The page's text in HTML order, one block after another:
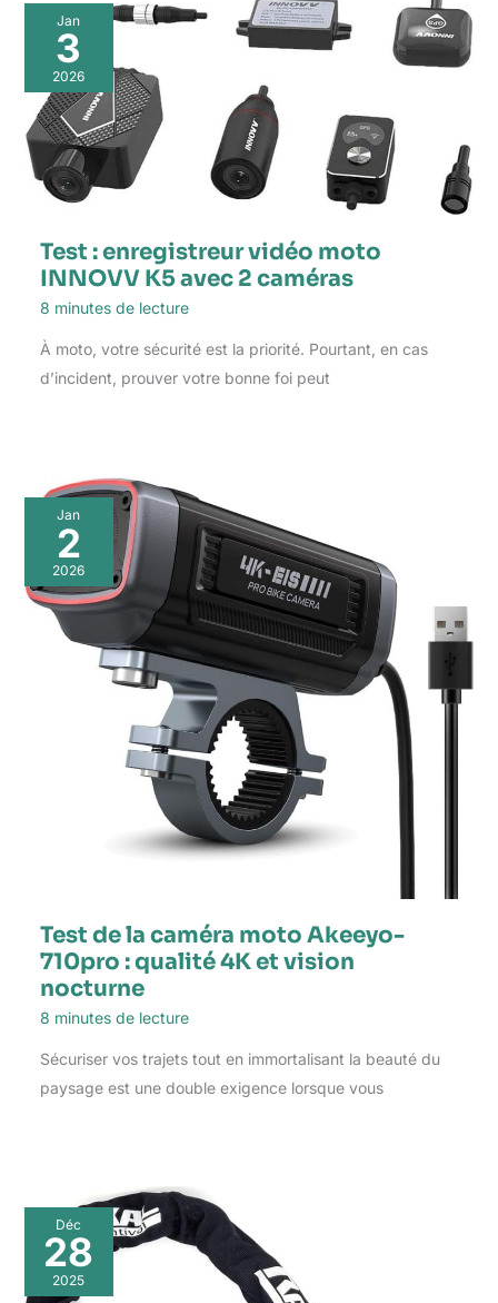
Jan
3
2026
Test : enregistreur vidéo moto
INNOVV K5 avec 2 caméras
8 minutes de lecture
À moto, votre sécurité est la priorité. Pourtant, en cas
d’incident, prouver votre bonne foi peut
Jan
2
2026
Test de la caméra moto Akeeyo-
710pro : qualité 4K et vision
nocturne
8 minutes de lecture
Sécuriser vos trajets tout en immortalisant la beauté du
paysage est une double exigence lorsque vous
Déc
28
2025